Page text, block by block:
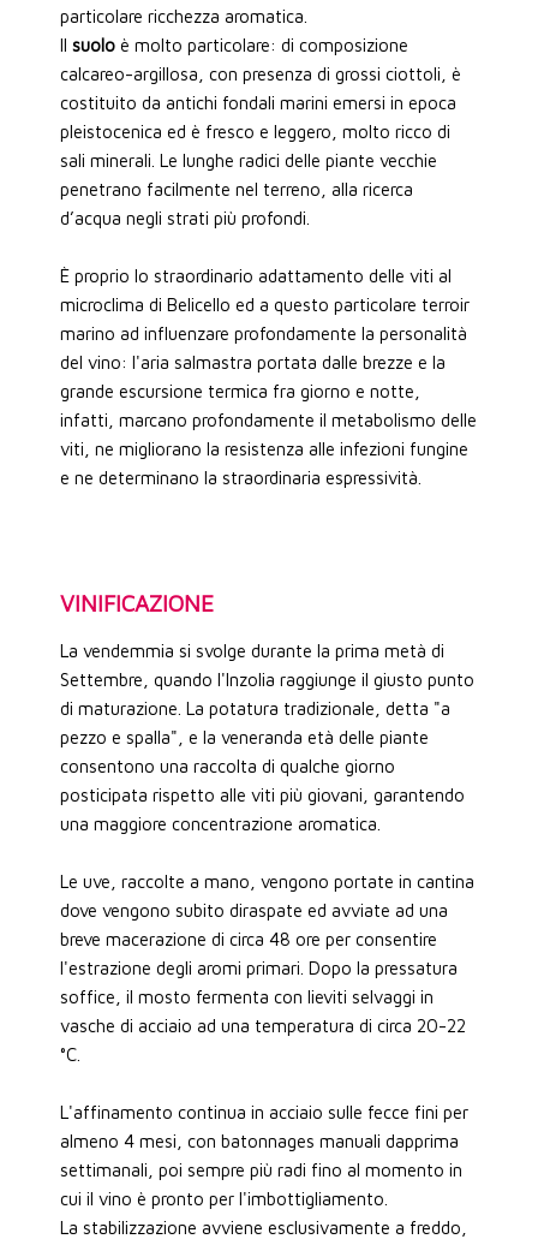
particolare ricchezza aromatica.
Il suolo è molto particolare: di composizione
calcareo-argillosa, con presenza di grossi ciottoli, è
costituito da antichi fondali marini emersi in epoca
pleistocenica ed è fresco e leggero, molto ricco di
sali minerali. Le lunghe radici delle piante vecchie
penetrano facilmente nel terreno, alla ricerca
d’acqua negli strati più profondi.
È proprio lo straordinario adattamento delle viti al
microclima di Belicello ed a questo particolare terroir
marino ad influenzare profondamente la personalità
del vino: l'aria salmastra portata dalle brezze e la
grande escursione termica fra giorno e notte,
infatti, marcano profondamente il metabolismo delle
viti, ne migliorano la resistenza alle infezioni fungine
e ne determinano la straordinaria espressività.
VINIFICAZIONE
La vendemmia si svolge durante la prima metà di
Settembre, quando l'Inzolia raggiunge il giusto punto
di maturazione. La potatura tradizionale, detta "a
pezzo e spalla", e la veneranda età delle piante
consentono una raccolta di qualche giorno
posticipata rispetto alle viti più giovani, garantendo
una maggiore concentrazione aromatica.
Le uve, raccolte a mano, vengono portate in cantina
dove vengono subito diraspate ed avviate ad una
breve macerazione di circa 48 ore per consentire
l'estrazione degli aromi primari. Dopo la pressatura
soffice, il mosto fermenta con lieviti selvaggi in
vasche di acciaio ad una temperatura di circa 20-22
°C.
L'affinamento continua in acciaio sulle fecce fini per
almeno 4 mesi, con batonnages manuali dapprima
settimanali, poi sempre più radi fino al momento in
cui il vino è pronto per l'imbottigliamento.
La stabilizzazione avviene esclusivamente a freddo,